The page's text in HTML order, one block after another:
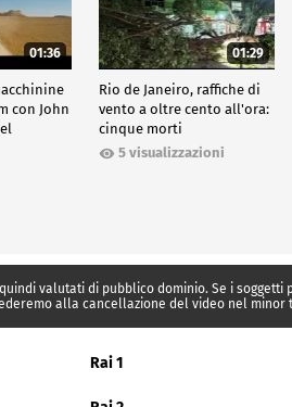
01:36
con John
01:29
Rio de Janeiro, raffiche di
vento a oltre cento all'ora:
cinque morti
5 visualizzazioni
valutati di pubblico dominio. Se i
alla cancellazione del video nel minor
Rai 1